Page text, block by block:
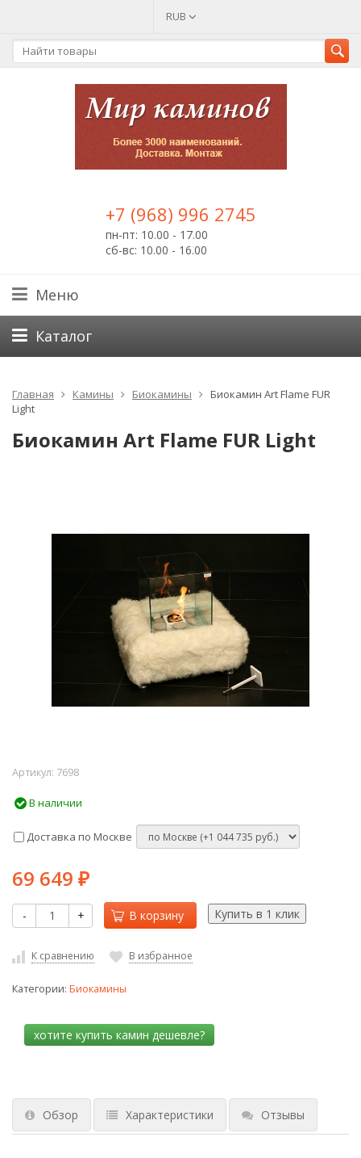
RUB
+7 (968) 996 2745
пн-пт: 10.00 - 17.00
сб-вс: 10.00 - 16.00
Меню
Каталог
Главная Камины Биокамины
Биокамин Art Flame FUR
Light
Биокамин Art Flame FUR Light
Артикул: 7698
В наличии
Доставка по Москве
69 649 ₽
- + В корзину
К сравнению В избранное
Категории: Биокамины
Обзор Характеристики Отзывы